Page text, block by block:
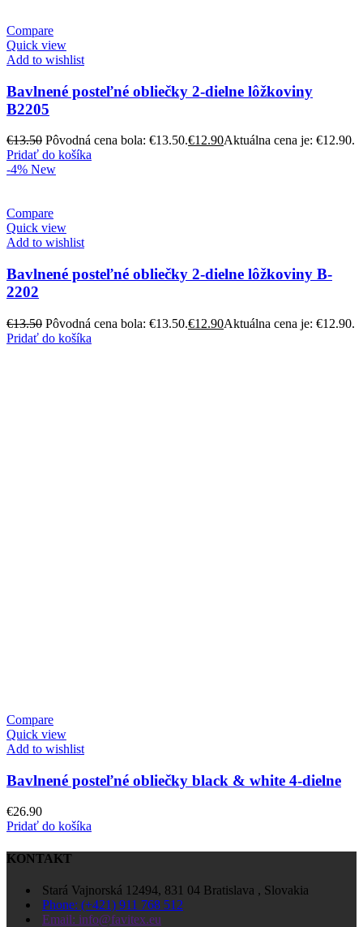
Compare
Quick view
Add to wishlist
Bavlnené posteľné obliečky 2-dielne lôžkoviny
B2205
€13.50 Pôvodná cena bola: €13.50.€12.90Aktuálna cena je: €12.90.
Pridať do košíka
-4% New
Compare
Quick view
Add to wishlist
Bavlnené posteľné obliečky 2-dielne lôžkoviny B-
2202
€13.50 Pôvodná cena bola: €13.50.€12.90Aktuálna cena je: €12.90.
Pridať do košíka
Compare
Quick view
Add to wishlist
Bavlnené posteľné obliečky black & white 4-dielne
€26.90
Pridať do košíka
KONTAKT
Stará Vajnorská 12494, 831 04 Bratislava , Slovakia
Phone: (+421) 911 768 512
Email: info@favitex.eu